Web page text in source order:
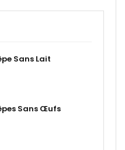
Sans Lait
Sans Œufs